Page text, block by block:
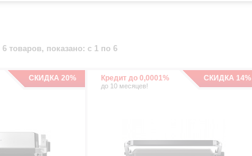
6 товаров, показано: с 1 по 6
СКИДКА 20% Кредит до 0,0001%
до 10 месяцев!
СКИДКА 14%